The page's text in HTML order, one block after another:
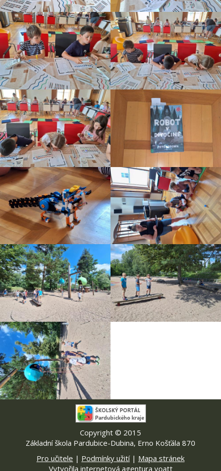
Copyright © 2015
Základní škola Pardubice-Dubina, Erno Košťála 870
Pro učitele | Podmínky užití| Mapa stránek
Vytvořila internetová agentura voatt